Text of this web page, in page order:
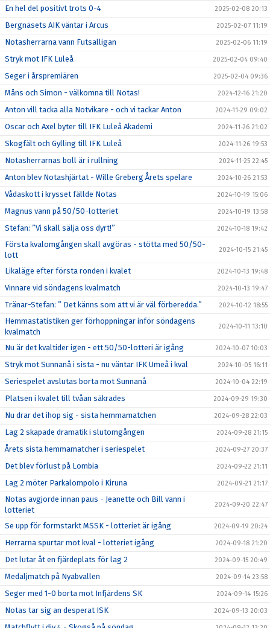
En hel del positivt trots 0-4 2025-02-08 20:13
Bergnäsets AIK väntar i Arcus 2025-02-07 11:19
Notasherrarna vann Futsalligan 2025-02-06 11:19
Stryk mot IFK Luleå 2025-02-04 09:40
Seger i årspremiären 2025-02-04 09:36
Måns och Simon - välkomna till Notas! 2024-12-16 21:20
Anton vill tacka alla Notvikare - och vi tackar Anton 2024-11-29 09:02
Oscar och Axel byter till IFK Luleå Akademi 2024-11-26 21:02
Skogfält och Gylling till IFK Luleå 2024-11-26 19:53
Notasherrarnas boll är i rullning 2024-11-25 22:45
Anton blev Notashjärtat - Wille Greberg Årets spelare 2024-10-26 21:53
Vådaskott i krysset fällde Notas 2024-10-19 15:06
Magnus vann på 50/50-lotteriet 2024-10-19 13:58
Stefan: ”Vi skall sälja oss dyrt!” 2024-10-18 19:42
Första kvalomgången skall avgöras - stötta med 50/50-
lott
2024-10-15 21:45
Likaläge efter första ronden i kvalet 2024-10-13 19:48
Vinnare vid söndagens kvalmatch 2024-10-13 19:47
Tränar-Stefan: ” Det känns som att vi är väl förberedda.” 2024-10-12 18:55
Hemmastatistiken ger förhoppningar inför söndagens
kvalmatch
2024-10-11 13:10
Nu är det kvaltider igen - ett 50/50-lotteri är igång 2024-10-07 10:03
Stryk mot Sunnanå i sista - nu väntar IFK Umeå i kval 2024-10-05 16:11
Seriespelet avslutas borta mot Sunnanå 2024-10-04 22:19
Platsen i kvalet till tvåan säkrades 2024-09-29 19:30
Nu drar det ihop sig - sista hemmamatchen 2024-09-28 22:03
Lag 2 skapade dramatik i slutomgången 2024-09-28 21:15
Årets sista hemmamatcher i seriespelet 2024-09-27 20:37
Det blev förlust på Lombia 2024-09-22 21:11
Lag 2 möter Parkalompolo i Kiruna 2024-09-21 21:17
Notas avgjorde innan paus - Jeanette och Bill vann i
lotteriet
2024-09-20 22:47
Se upp för formstarkt MSSK - lotteriet är igång 2024-09-19 20:24
Herrarna spurtar mot kval - lotteriet igång 2024-09-18 21:20
Det lutar åt en fjärdeplats för lag 2 2024-09-15 20:49
Medaljmatch på Nyabvallen 2024-09-14 23:58
Seger med 1-0 borta mot Infjärdens SK 2024-09-14 15:26
Notas tar sig an desperat ISK 2024-09-13 20:03